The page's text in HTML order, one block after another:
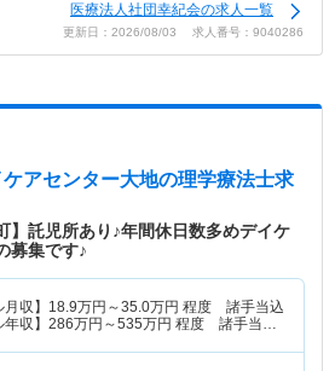
医療法人社団幸紀会の求人一覧
更新日：2026/08/03 求人番号：9040286
アセンター大地の理学療法士求
】託児所あり♪年間休日数多めデイケ
募集です♪
月収】 18.9万円～35.0万円 程度 諸手当込
年収】 286万円～535万円 程度 諸手当・